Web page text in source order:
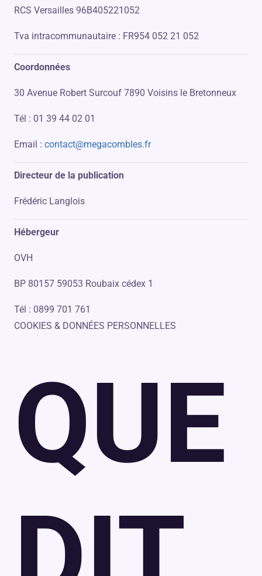
RCS Versailles 96B405221052
Tva intracommunautaire : FR954 052 21 052
Coordonnées
30 Avenue Robert Surcouf 7890 Voisins le Bretonneux
Tél : 01 39 44 02 01
Email : contact@megacombles.fr
Directeur de la publication
Frédéric Langlois
Hébergeur
OVH
BP 80157 59053 Roubaix cédex 1
Tél : 0899 701 761
COOKIES & DONNÉES PERSONNELLES
QUE